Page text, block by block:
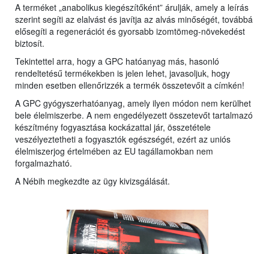
A terméket „anabolikus kiegészítőként” árulják, amely a leírás
szerint segíti az elalvást és javítja az alvás minőségét, továbbá
elősegíti a regenerációt és gyorsabb izomtömeg-növekedést
biztosít.
Tekintettel arra, hogy a GPC hatóanyag más, hasonló
rendeltetésű termékekben is jelen lehet, javasoljuk, hogy
minden esetben ellenőrizzék a termék összetevőit a címkén!
A GPC gyógyszerhatóanyag, amely ilyen módon nem kerülhet
bele élelmiszerbe. A nem engedélyezett összetevőt tartalmazó
készítmény fogyasztása kockázattal jár, összetétele
veszélyeztetheti a fogyasztók egészségét, ezért az uniós
élelmiszerjog értelmében az EU tagállamokban nem
forgalmazható.
A Nébih megkezdte az ügy kivizsgálását.